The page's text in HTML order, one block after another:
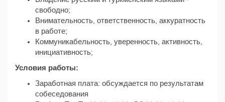
свободно;
Внимательность, ответственность, аккуратность
в работе;
Коммуникабельность, уверенность, активность,
инициативность;
Условия работы:
Заработная плата: обсуждается по результатам
собеседования